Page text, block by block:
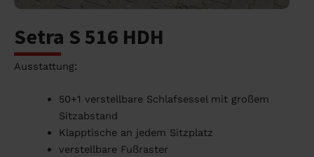
Setra S 516 HDH
Ausstattung:
50+1 verstellbare Schlafsessel mit großem
Sitzabstand
Klapptische an jedem Sitzplatz
verstellbare Fußraster